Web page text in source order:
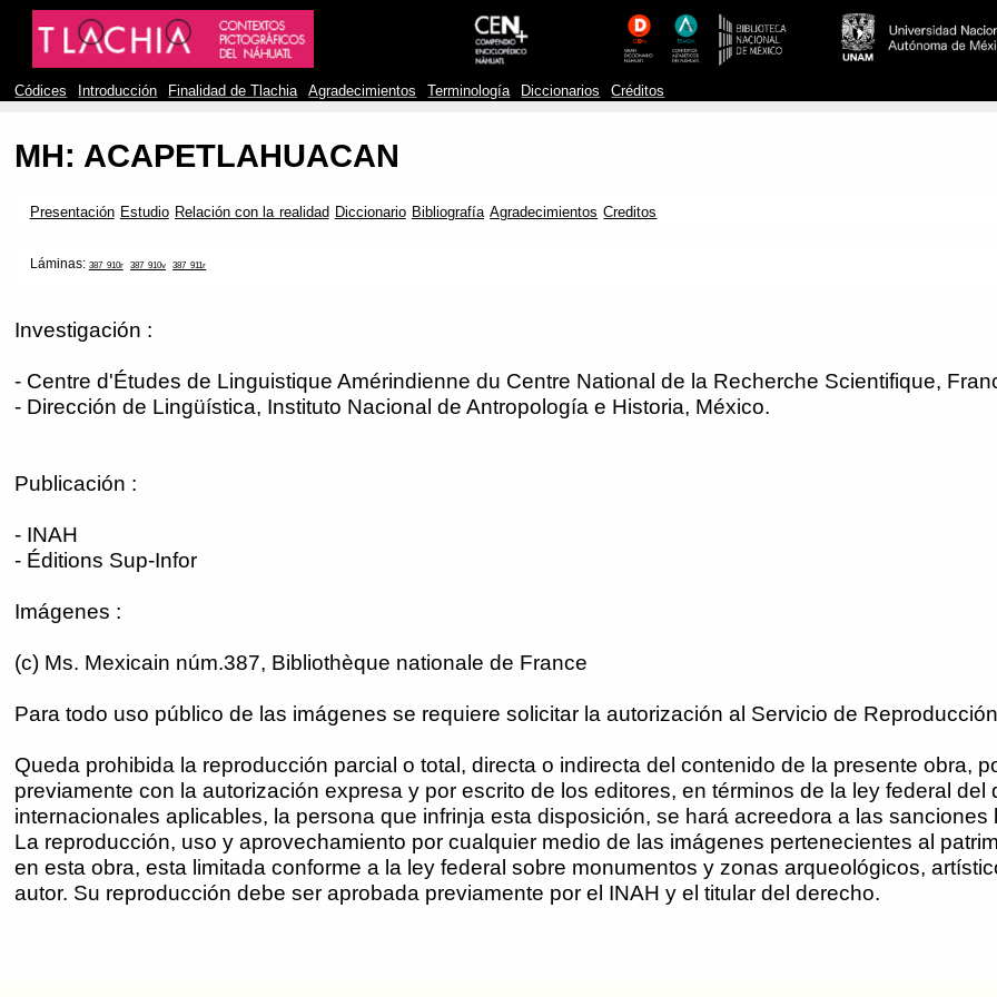
Códices Introducción Finalidad de Tlachia Agradecimientos Terminología Diccionarios Créditos
MH: ACAPETLAHUACAN
Presentación Estudio Relación con la realidad Diccionario Bibliografía Agradecimientos Creditos
Láminas: 387_910r 387_910v 387_911r
Investigación :
- Centre d'Études de Linguistique Amérindienne du Centre National de la Recherche Scientifique,
- Dirección de Lingüística, Instituto Nacional de Antropología e Historia, México.
Publicación :
- INAH
- Éditions Sup-Infor
Imágenes :
(c) Ms. Mexicain núm.387, Bibliothèque nationale de France
Para todo uso público de las imágenes se requiere solicitar la autorización al Servicio de
Queda prohibida la reproducción parcial o total, directa o indirecta del contenido de la presente obra,
previamente con la autorización expresa y por escrito de los editores, en términos de la ley federal
internacionales aplicables, la persona que infrinja esta disposición, se hará acreedora a las
La reproducción, uso y aprovechamiento por cualquier medio de las imágenes pertenecientes al
en esta obra, esta limitada conforme a la ley federal sobre monumentos y zonas arqueológicos,
autor. Su reproducción debe ser aprobada previamente por el INAH y el titular del derecho.